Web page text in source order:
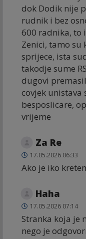
dok Dodik nije
rudnik i bez
600 radnika, to
Zenici, tamo
sprijece, ista
takodje sume
dugovi
covjek unistava
besposlicare,
vrijeme
Za Re
17.05.2026 06:33
Ako je iko
Haha
17.05.2026 07:14
Stranka koja je
nego je